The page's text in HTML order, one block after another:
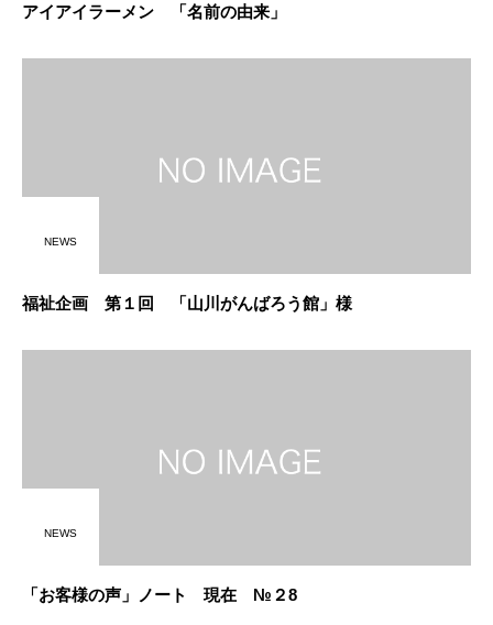
アイアイラーメン 「名前の由来」
NEWS
福祉企画 第１回 「山川がんばろう館」様
NEWS
「お客様の声」ノート 現在 №２8